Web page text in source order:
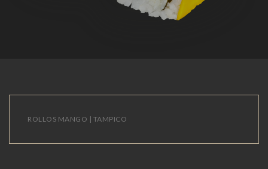
ROLLOS MANGO | TAMPICO